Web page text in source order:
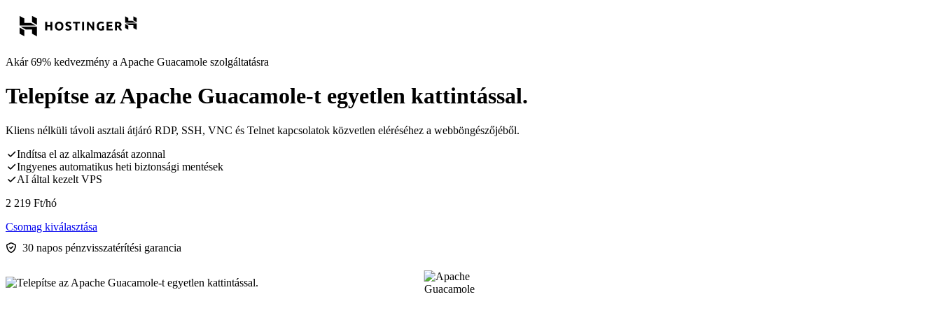
Akár 69% kedvezmény a Apache Guacamole szolgáltatásra
Telepítse az Apache Guacamole-t egyetlen kattintással.
Kliens nélküli távoli asztali átjáró RDP, SSH, VNC és Telnet kapcsolatok közvetlen eléréséhez a webböngészőjéből.
Indítsa el az alkalmazását azonnal
Ingyenes automatikus heti biztonsági mentések
AI által kezelt VPS
2 219 Ft/hó
Csomag kiválasztása
30 napos pénzvisszatérítési garancia